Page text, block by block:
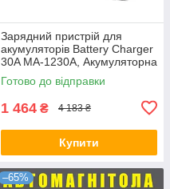
Зарядний пристрій для
акумуляторів Battery Charger
30A MA-1230A, Акумуляторна
зарядка для авто
Готово до відправки
1 464 ₴ 4 183 ₴
Купити
–65%